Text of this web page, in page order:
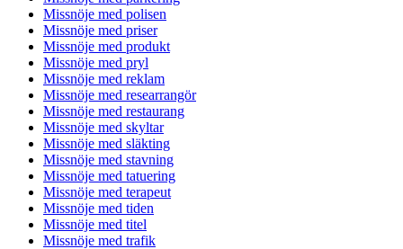
Missnöje med polisen
Missnöje med priser
Missnöje med produkt
Missnöje med pryl
Missnöje med reklam
Missnöje med researrangör
Missnöje med restaurang
Missnöje med skyltar
Missnöje med släkting
Missnöje med stavning
Missnöje med tatuering
Missnöje med terapeut
Missnöje med tiden
Missnöje med titel
Missnöje med trafik